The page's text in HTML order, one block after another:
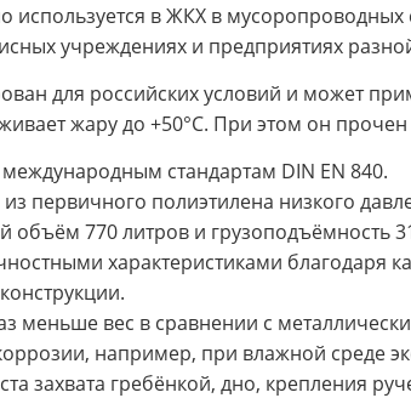
используется в ЖКХ в
учреждениях и предприятиях
для российских условий и может
жару до +50°С. При этом он
международным стандартам DIN EN 840.
первичного полиэтилена низкого
объём 770 литров и грузоподъёмность
характеристиками благодаря
меньше вес в сравнении с
например, при влажной среде
захвата гребёнкой, дно, крепления